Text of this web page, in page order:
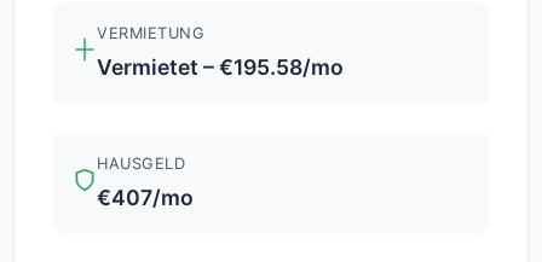
VERMIETUNG
Vermietet – €195.58/mo
HAUSGELD
€407/mo